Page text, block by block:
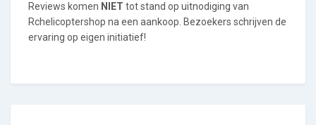
Reviews komen NIET tot stand op uitnodiging van
Rchelicoptershop na een aankoop. Bezoekers schrijven de
ervaring op eigen initiatief!